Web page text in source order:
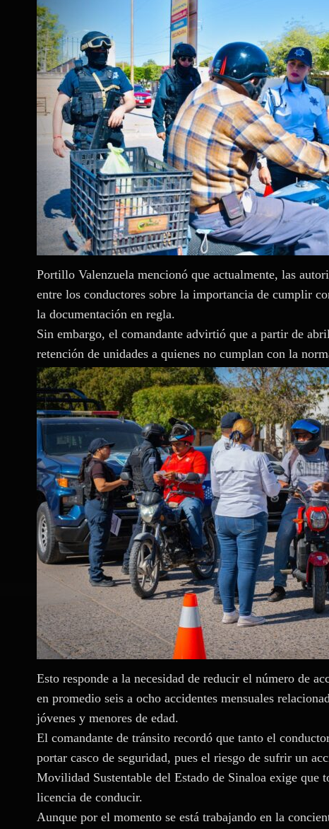
Portillo Valenzuela mencionó que actualmente, las
entre los conductores sobre la importancia de cumplir
la documentación en regla.
Sin embargo, el comandante advirtió que a partir de
retención de unidades a quienes no cumplan con la
Esto responde a la necesidad de reducir el número de
en promedio seis a ocho accidentes mensuales
jóvenes y menores de edad.
El comandante de tránsito recordó que tanto el
portar casco de seguridad, pues el riesgo de sufrir un
Movilidad Sustentable del Estado de Sinaloa exige que
licencia de conducir.
Aunque por el momento se está trabajando en la